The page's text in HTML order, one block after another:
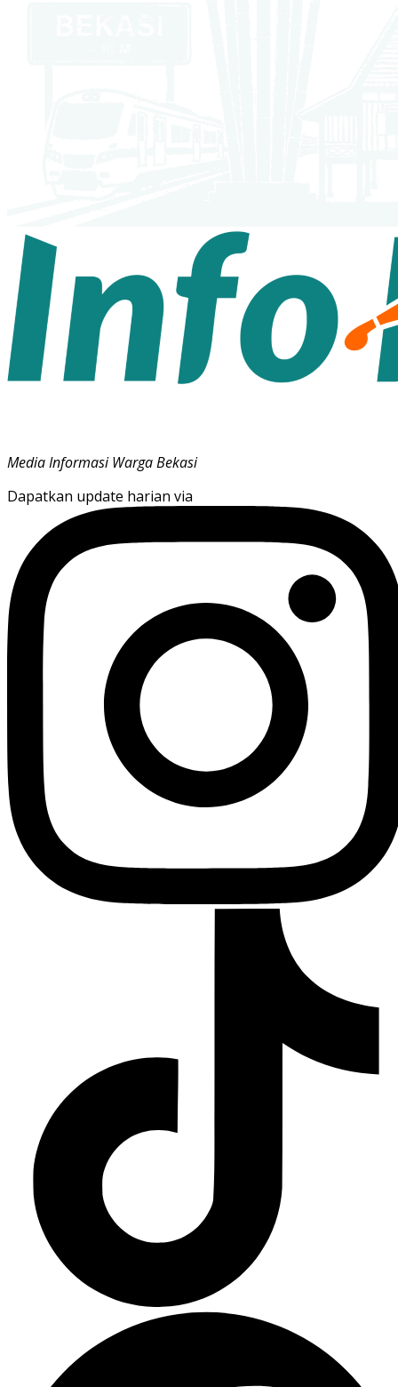
Media Informasi Warga Bekasi
Dapatkan update harian via